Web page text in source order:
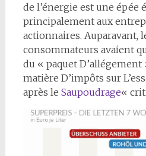
de l’énergie est une épée
principalement aux
actionnaires. Auparavant,
consommateurs avaient
du « paquet
matière D’impôts sur
après le Saupoudrage«